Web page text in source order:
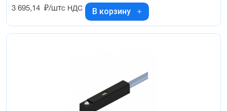
3 695,14 ₽/штс НДС В корзину